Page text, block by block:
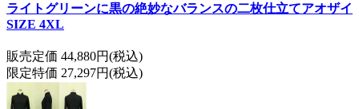
ライトグリーンに黒の絶妙なバランスの二枚仕立てアオザイ
SIZE 4XL
販売定価 44,880円(税込)
限定特価 27,297円(税込)